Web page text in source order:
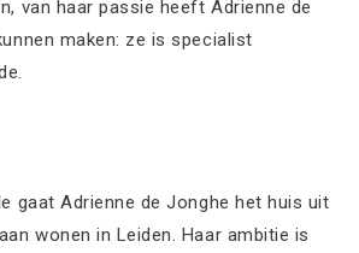
van haar passie heeft Adrienne de
maken: ze is specialist
gaat Adrienne de Jonghe het huis uit
wonen in Leiden. Haar ambitie is